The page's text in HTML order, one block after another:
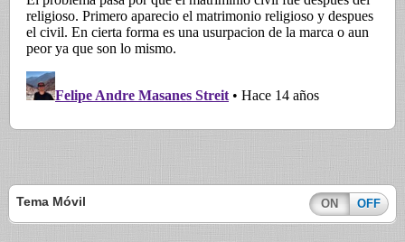
Tema Móvil ON OFF